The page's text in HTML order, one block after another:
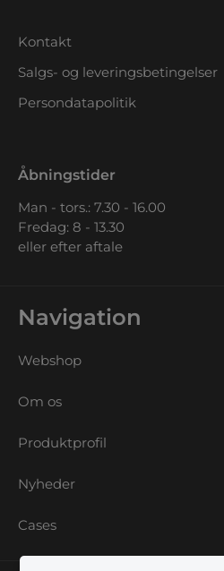
Kontakt
Salgs- og leveringsbetingelser
Persondatapolitik
Åbningstider
Man - tors.: 7.30 - 16.00
Fredag: 8 - 13.30
eller efter aftale
Navigation
Webshop
Om os
Produktprofil
Nyheder
Cases